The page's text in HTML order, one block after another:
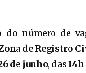
número de
de Registro
de junho, das14h